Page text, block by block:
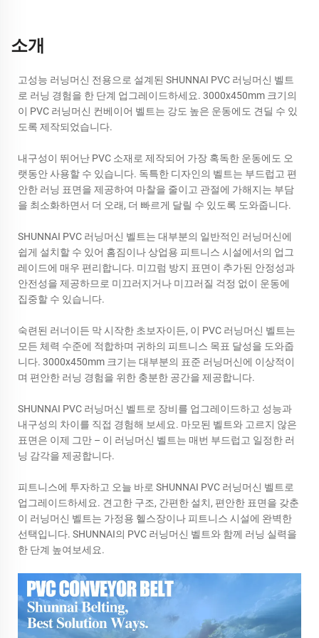
소개
고성능 러닝머신 전용으로 설계된 SHUNNAI PVC 러닝머신 벨트
로 러닝 경험을 한 단계 업그레이드하세요. 3000x450mm 크기의
이 PVC 러닝머신 컨베이어 벨트는 강도 높은 운동에도 견딜 수 있
도록 제작되었습니다.
내구성이 뛰어난 PVC 소재로 제작되어 가장 혹독한 운동에도 오
랫동안 사용할 수 있습니다. 독특한 디자인의 벨트는 부드럽고 편
안한 러닝 표면을 제공하여 마찰을 줄이고 관절에 가해지는 부담
을 최소화하면서 더 오래, 더 빠르게 달릴 수 있도록 도와줍니다.
SHUNNAI PVC 러닝머신 벨트는 대부분의 일반적인 러닝머신에
쉽게 설치할 수 있어 홈짐이나 상업용 피트니스 시설에서의 업그
레이드에 매우 편리합니다. 미끄럼 방지 표면이 추가된 안정성과
안전성을 제공하므로 미끄러지거나 미끄러질 걱정 없이 운동에
집중할 수 있습니다.
숙련된 러너이든 막 시작한 초보자이든, 이 PVC 러닝머신 벨트는
모든 체력 수준에 적합하며 귀하의 피트니스 목표 달성을 도와줍
니다. 3000x450mm 크기는 대부분의 표준 러닝머신에 이상적이
며 편안한 러닝 경험을 위한 충분한 공간을 제공합니다.
SHUNNAI PVC 러닝머신 벨트로 장비를 업그레이드하고 성능과
내구성의 차이를 직접 경험해 보세요. 마모된 벨트와 고르지 않은
표면은 이제 그만 – 이 러닝머신 벨트는 매번 부드럽고 일정한 러
닝 감각을 제공합니다.
피트니스에 투자하고 오늘 바로 SHUNNAI PVC 러닝머신 벨트로
업그레이드하세요. 견고한 구조, 간편한 설치, 편안한 표면을 갖춘
이 러닝머신 벨트는 가정용 헬스장이나 피트니스 시설에 완벽한
선택입니다. SHUNNAI의 PVC 러닝머신 벨트와 함께 러닝 실력을
한 단계 높여보세요.